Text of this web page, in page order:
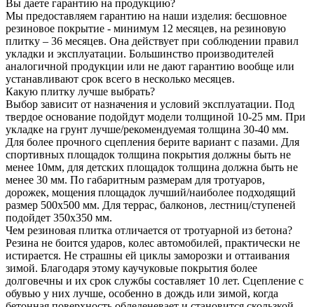
Вы даете гарантию на продукцию?
Мы предоставляем гарантию на наши изделия: бесшовное
резиновое покрытие - минимум 12 месяцев, на резиновую
плитку – 36 месяцев. Она действует при соблюдении правил
укладки и эксплуатации. Большинство производителей
аналогичной продукции или не дают гарантию вообще или
устанавливают срок всего в несколько месяцев.
Какую плитку лучше выбрать?
Выбор зависит от назначения и условий эксплуатации. Под
твердое основание подойдут модели толщиной 10-25 мм. При
укладке на грунт лучше/рекомендуемая толщина 30-40 мм.
Для более прочного сцепления берите вариант с пазами. Для
спортивных площадок толщина покрытия должны быть не
менее 10мм, для детских площадок толщина должна быть не
менее 30 мм. По габаритным размерам для тротуаров,
дорожек, мощения площадок лучший/наиболее подходящий
размер 500х500 мм. Для террас, балконов, лестниц/ступеней
подойдет 350х350 мм.
Чем резиновая плитка отличается от тротуарной из бетона?
Резина не боится ударов, колес автомобилей, практически не
истирается. Не страшны ей циклы заморозки и оттаивания
зимой. Благодаря этому каучуковые покрытия более
долговечны и их срок службы составляет 10 лет. Сцепление с
обувью у них лучше, особенно в дождь или зимой, когда